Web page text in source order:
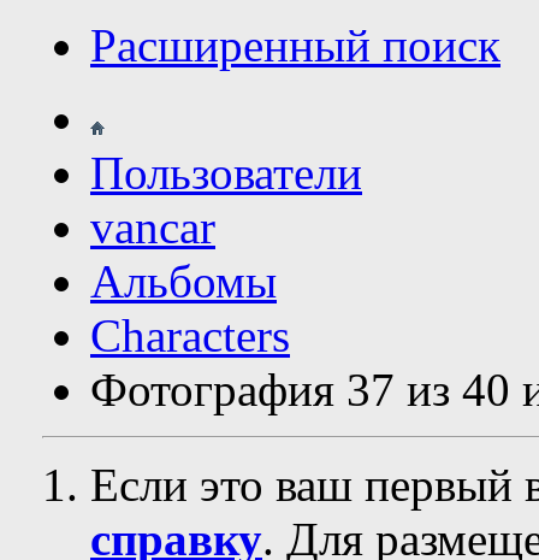
Расширенный поиск
Пользователи
vancar
Альбомы
Characters
Фотография 37 из 40
Если это ваш первый
справку. Для